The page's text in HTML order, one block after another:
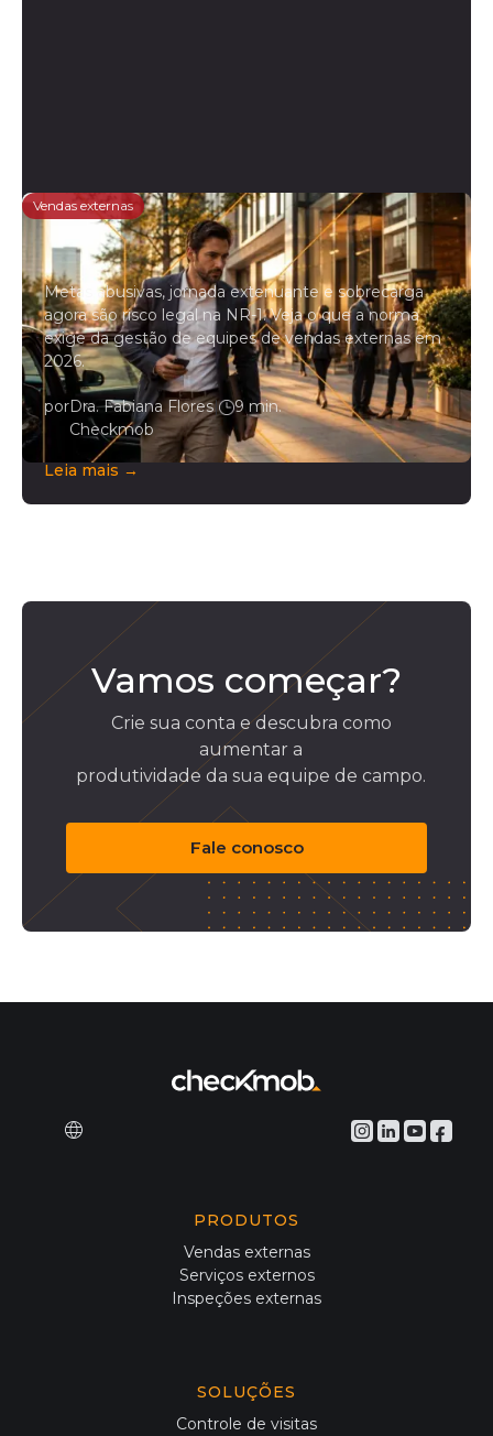
Vendas externas
NR-1 e vendas externas: o que a
norma exige da gestão de campo
Metas abusivas, jornada extenuante e sobrecarga
agora são risco legal na NR-1. Veja o que a norma
exige da gestão de equipes de vendas externas em
2026.
porDra. Fabiana Flores
Checkmob
| 9 min.
Leia mais →
Vamos começar?
Crie sua conta e descubra como
aumentar a
produtividade da sua equipe de campo.
Fale conosco
PRODUTOS
Vendas externas
Serviços externos
Inspeções externas
SOLUÇÕES
Controle de visitas